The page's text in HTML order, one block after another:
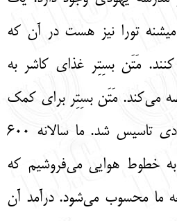
میشنه تورا نیز هست در آن که
مَتَن بسِتِر غذای کاشر به
می‌کند. مَتَن بسِتِر برای کمک
به افراد بی بضاعت یهودی تاسیس شد. ما سالانه 600
خطوط هوایی می‌فروشیم که
ما محسوب می‌شود. درآمد آن